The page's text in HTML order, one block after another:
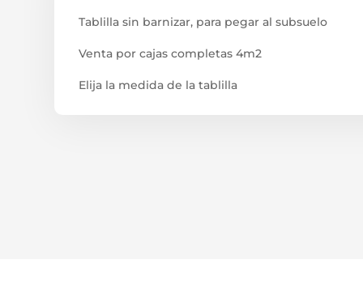
Tablilla sin barnizar, para pegar al subsuelo
Venta por cajas completas 4m2
Elija la medida de la tablilla